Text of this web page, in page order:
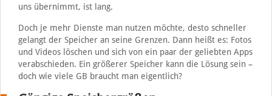
uns übernimmt, ist lang.
Doch je mehr Dienste man nutzen möchte, desto schneller
gelangt der Speicher an seine Grenzen. Dann heißt es: Fotos
und Videos löschen und sich von ein paar der geliebten Apps
verabschieden. Ein größerer Speicher kann die Lösung sein –
doch wie viele GB braucht man eigentlich?